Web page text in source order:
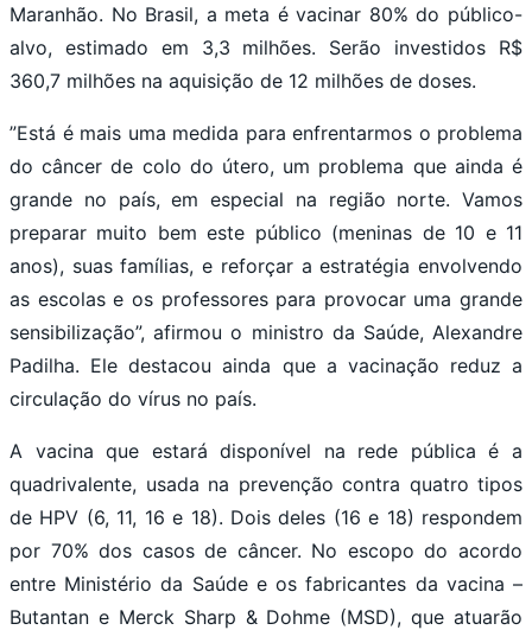
Maranhão. No Brasil, a meta é vacinar 80% do público-
alvo, estimado em 3,3 milhões. Serão investidos R$
360,7 milhões na aquisição de 12 milhões de doses.
”Está é mais uma medida para enfrentarmos o problema
do câncer de colo do útero, um problema que ainda é
grande no país, em especial na região norte. Vamos
preparar muito bem este público (meninas de 10 e 11
anos), suas famílias, e reforçar a estratégia envolvendo
as escolas e os professores para provocar uma grande
sensibilização”, afirmou o ministro da Saúde, Alexandre
Padilha. Ele destacou ainda que a vacinação reduz a
circulação do vírus no país.
A vacina que estará disponível na rede pública é a
quadrivalente, usada na prevenção contra quatro tipos
de HPV (6, 11, 16 e 18). Dois deles (16 e 18) respondem
por 70% dos casos de câncer. No escopo do acordo
entre Ministério da Saúde e os fabricantes da vacina –
Butantan e Merck Sharp & Dohme (MSD), que atuarão